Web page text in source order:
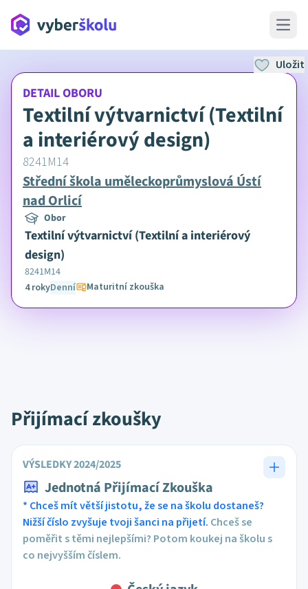
Open
DETAIL OBORU
Textilní výtvarnictví (Textilní
a interiérový design)
8241M14
Střední škola uměleckoprůmyslová Ústí
nad Orlicí
Obor
Textilní výtvarnictví (Textilní a interiérový
design)
8241M14
4 rokyDenní Maturitní zkouška
Uložit
Přijímací zkoušky
VÝSLEDKY 2024/2025
Jednotná Přijímací Zkouška
* Chceš mít větší jistotu, že se na školu dostaneš?
Nižší číslo zvyšuje tvoji šanci na přijetí. Chceš se
poměřit s těmi nejlepšími? Potom koukej na školu s
co nejvyšším číslem.